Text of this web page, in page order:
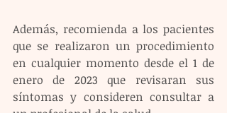
Además, recomienda a los pacientes
que se realizaron un procedimiento
en cualquier momento desde el 1 de
enero de 2023 que revisaran sus
síntomas y consideren consultar a